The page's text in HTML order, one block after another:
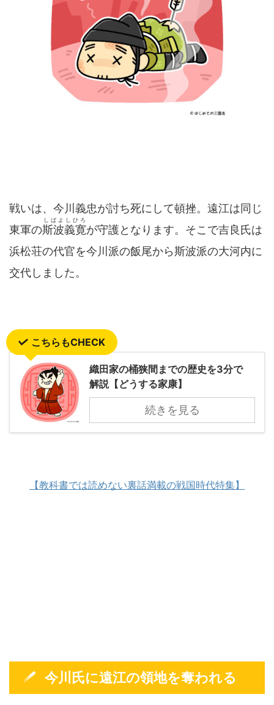
戦いは、今川義忠が討ち死にして頓挫。遠江は同じ
東軍の斯波義寛
しばよしひろ
が守護となります。そこで吉良氏は
浜松荘の代官を今川派の飯尾から斯波派の大河内に
交代しました。
こちらもCHECK
織田家の桶狭間までの歴史を3分で
解説【どうする家康】
続きを見る
【教科書では読めない裏話満載の戦国時代特集】
今川氏に遠江の領地を奪われる